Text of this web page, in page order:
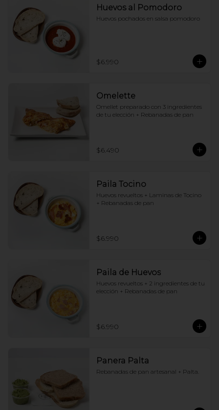
Huevos al Pomodoro
Huevos pochados en salsa pomodoro
$6.990
Omelette
Omellet preparado con 3 ingredientes
de tu elección + Rebanadas de pan
$6.490
Paila Tocino
Huevos revueltos + Laminas de Tocino
+ Rebanadas de pan
$6.990
Paila de Huevos
Huevos revueltos + 2 ingredientes de tu
elección + Rebanadas de pan
$6.990
Panera Palta
Rebanadas de pan artesanal + Palta.